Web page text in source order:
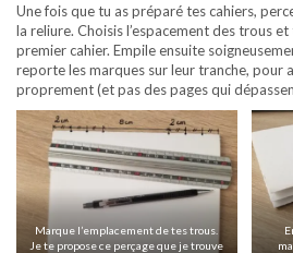
Une fois que tu as préparé tes cahiers,
la reliure. Choisis l’espacement des trous
premier cahier. Empile ensuite
reporte les marques sur leur tranche, pour
proprement (et pas des pages qui
Marque l’emplacement de tes trous.
Je te propose ce perçage que je trouve